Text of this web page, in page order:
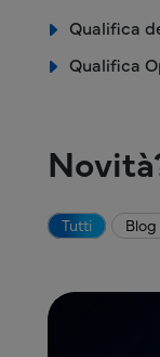
Qualifica
Qualifica
Tutti Blog